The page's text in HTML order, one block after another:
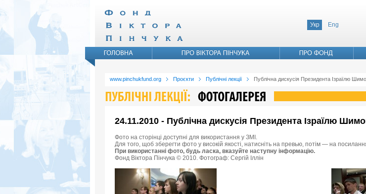
Укр Eng
www.pinchukfund.org Проєкти Публічні лекції Публічна дискусія Президента Ізраїлю
24.11.2010 - Публічна дискусія Президента Ізраїлю
Фото на сторінці доступні для використання у ЗМІ.
Для того, щоб зберегти фото у високій якості, натисніть на превью, потім — на
При використанні фото, будь ласка, вказуйте наступну інформацію.
Фонд Віктора Пінчука © 2010. Фотограф: Сергій Іллін